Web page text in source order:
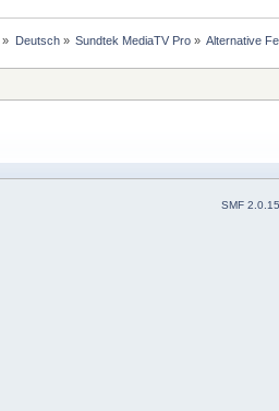
» Deutsch» Sundtek MediaTV Pro» Alternative
SMF 2.0.15